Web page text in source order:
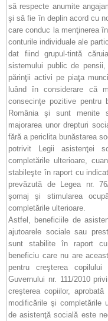
să respecte anumite
şi să fie în deplin acord cu
care conduc la menţinerea
conturile individuale ale
dat fiind grupul-tintă
sistemului public de
părinţii activi pe piaţa
luând în considerare că
consecinţe pozitive pentru
România şi sunt menite
majorarea unor drepturi
fără a periclita bunăstarea
potrivit Legii asistenţei
completările ulterioare,
stabileşte în raport cu
prevăzută de Legea nr.
şomaj şi stimularea
completările ulterioare.
Astfel, beneficiile de
ajutoarele sociale sau
sunt stabilite în raport cu
beneficiu care nu are
pentru creşterea
Guvernului nr. 111/2010
creşterea copiilor,
modificările şi completările
de asistenţă socială este